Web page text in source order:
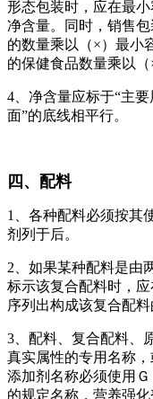
形态包装时，应在最
净含量。同时，销售
的数量乘以（×）最小
的保健食品数量乘以
4、净含量应标于“主
面”的底线相平行。
四、配料
1、各种配料必须按其
剂列于后。
2、如果某种配料是由
标示该复合配料时，
序列出构成该复合配料
3、配料、复合配料、
真实属性的专用名称
添加剂名称必须使用
的规定名称，营养强